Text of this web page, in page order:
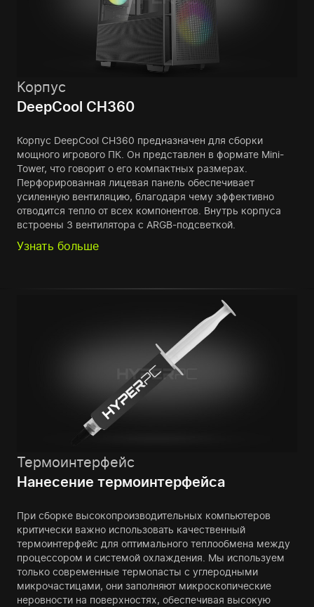
Корпус
DeepCool CH360
Корпус DeepCool CH360 предназначен для сборки
мощного игрового ПК. Он представлен в формате Mini-
Tower, что говорит о его компактных размерах.
Перфорированная лицевая панель обеспечивает
усиленную вентиляцию, благодаря чему эффективно
отводится тепло от всех компонентов. Внутрь корпуса
встроены 3 вентилятора с ARGB-подсветкой.
Узнать больше
Термоинтерфейс
Нанесение термоинтерфейса
При сборке высокопроизводительных компьютеров
критически важно использовать качественный
термоинтерфейс для оптимального теплообмена между
процессором и системой охлаждения. Мы используем
только современные термопасты с углеродными
микрочастицами, они заполняют микроскопические
неровности на поверхностях, обеспечивая высокую